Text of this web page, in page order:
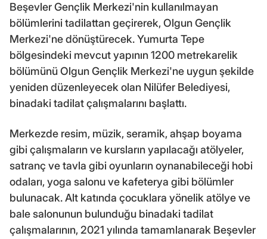
Beşevler Gençlik Merkezi'nin kullanılmayan
bölümlerini tadilattan geçirerek, Olgun Gençlik
Merkezi'ne dönüştürecek. Yumurta Tepe
bölgesindeki mevcut yapının 1200 metrekarelik
bölümünü Olgun Gençlik Merkezi'ne uygun şekilde
yeniden düzenleyecek olan Nilüfer Belediyesi,
binadaki tadilat çalışmalarını başlattı.
Merkezde resim, müzik, seramik, ahşap boyama
gibi çalışmaların ve kursların yapılacağı atölyeler,
satranç ve tavla gibi oyunların oynanabileceği hobi
odaları, yoga salonu ve kafeterya gibi bölümler
bulunacak. Alt katında çocuklara yönelik atölye ve
bale salonunun bulunduğu binadaki tadilat
çalışmalarının, 2021 yılında tamamlanarak Beşevler